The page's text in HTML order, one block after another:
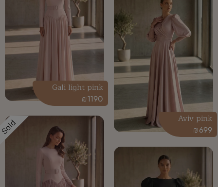
699
₪
Aviv pink
1190
₪
Gali light pink
Sold